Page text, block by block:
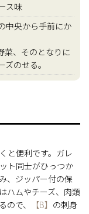
ス味
中央から手前にか
菜、そのとなりに
のせる。
と便利です。ガレ
ト同士がひっつか
、ジッパー付の保
ハムやチーズ、肉類
で、
【B】 の刺身